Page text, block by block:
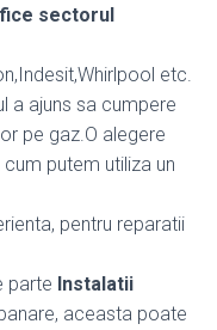
sectorul
etc.
a ajuns sa cumpere
pe gaz.O alegere
putem utiliza un
pentru reparatii
parte Instalatii
aceasta poate